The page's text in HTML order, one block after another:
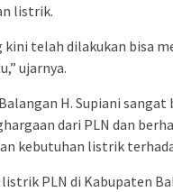
listrik.
kini telah dilakukan bisa
ujarnya.
H. Supiani
dari PLN dan
kebutuhan listrik
listrik PLN di Kabupaten